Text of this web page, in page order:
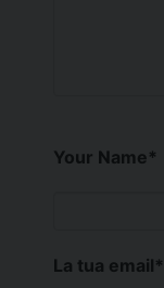
Your Name*
La tua email*